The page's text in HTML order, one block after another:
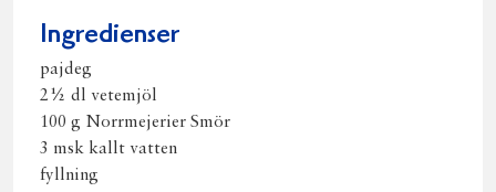
Ingredienser
pajdeg
2½ dl vetemjöl
100 g Norrmejerier Smör
3 msk kallt vatten
fyllning